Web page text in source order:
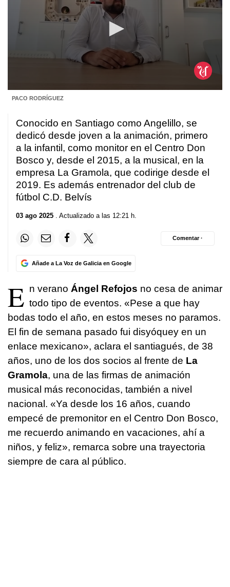
seconds
minutes,
33
seconds
PACO RODRÍGUEZ
Conocido en Santiago como Angelillo, se
dedicó desde joven a la animación, primero
a la infantil, como monitor en el Centro Don
Bosco y, desde el 2015, a la musical, en la
empresa La Gramola, que codirige desde el
2019. Es además entrenador del club de
fútbol C.D. Belvís
03 ago 2025 . Actualizado a las 12:21 h.
Añade a La Voz de Galicia en Google
Comentar ·
E n verano Ángel Refojos no cesa de animar
todo tipo de eventos. «Pese a que hay
bodas todo el año, en estos meses no paramos.
El fin de semana pasado fui disyóquey en un
enlace mexicano», aclara el santiagués, de 38
años, uno de los dos socios al frente de La
Gramola, una de las firmas de animación
musical más reconocidas, también a nivel
nacional. «Ya desde los 16 años, cuando
empecé de premonitor en el Centro Don Bosco,
me recuerdo animando en vacaciones, ahí a
niños, y feliz», remarca sobre una trayectoria
siempre de cara al público.